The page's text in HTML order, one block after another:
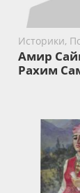
Историки,
Амир
Рахим